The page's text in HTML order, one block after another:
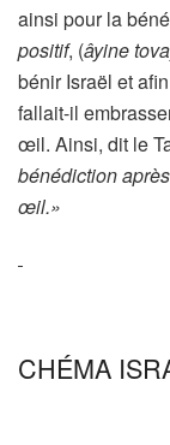
ainsi pour la
positif, (âyine
bénir Israël et
fallait-il
œil. Ainsi, dit le
bénédiction
œil.»
CHÉMA